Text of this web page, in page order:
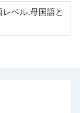
ベル:母国語と